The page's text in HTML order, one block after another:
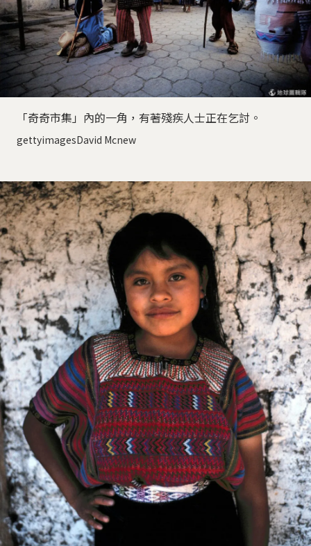
「奇奇市集」內的一角，有著殘疾人士正在乞討。
gettyimagesDavid Mcnew